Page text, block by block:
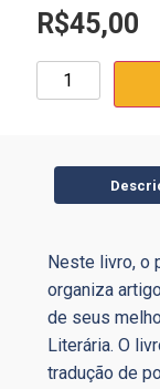
R$45,00
Neste livro, o
organiza
de seus
Literária. O
tradução de